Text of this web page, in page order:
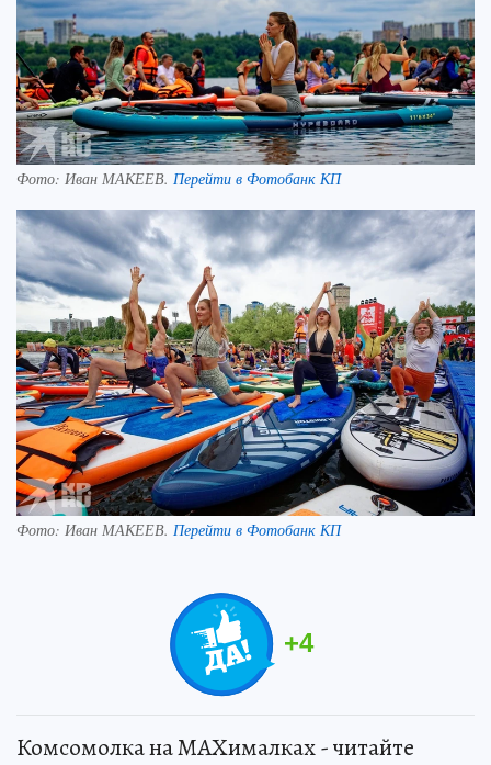
Фото: Иван МАКЕЕВ. Перейти в Фотобанк КП
Фото: Иван МАКЕЕВ. Перейти в Фотобанк КП
+4
Комсомолка на MAXималках - читайте